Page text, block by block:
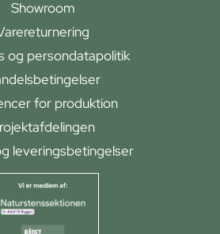
Showroom
og persondatapolitik
for produktion
leveringsbetingelser